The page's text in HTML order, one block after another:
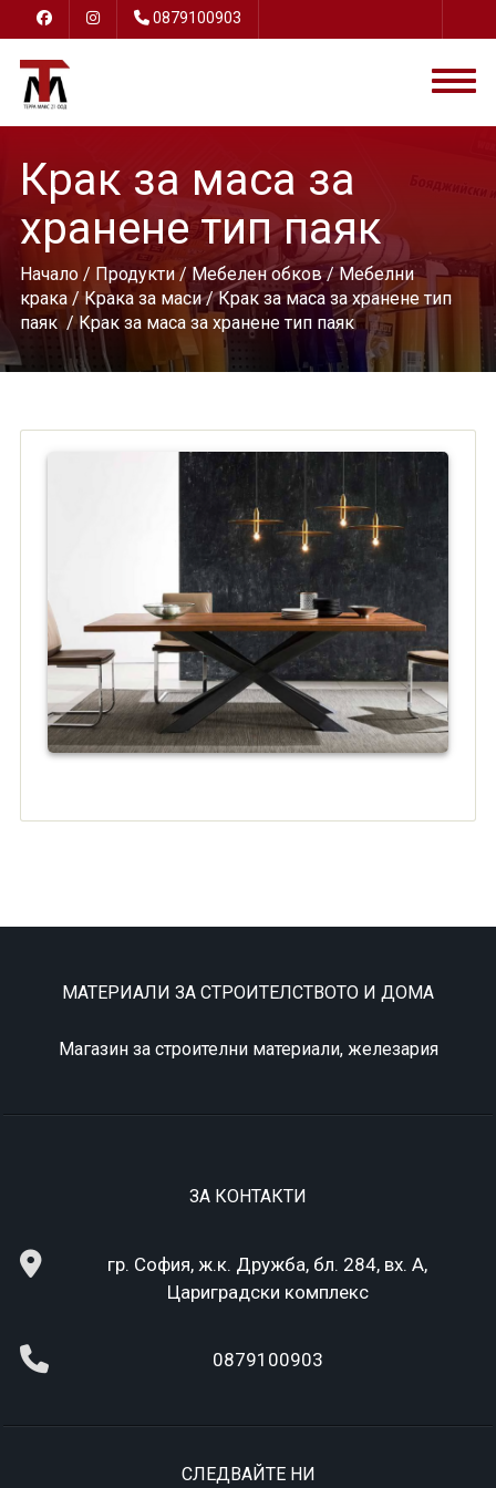
0879100903
Крак за маса за
хранене тип паяк
Начало/ Продукти/Мебелен обков/Мебелни
крака/ Крака за маси/Крак за маса за хранене тип
паяк / Крак за маса за хранене тип паяк
МАТЕРИАЛИ ЗА СТРОИТЕЛСТВОТО И ДОМА
Магазин за строителни материали, железария
ЗА КОНТАКТИ
гр. София, ж.к. Дружба, бл. 284, вх. А,
Цариградски комплекс
0879100903
СЛЕДВАЙТЕ НИ